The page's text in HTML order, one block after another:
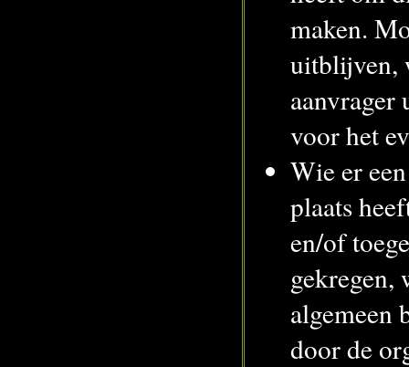
maken.
uitblijven,
aanvrager
voor het
Wie er
plaats
en/of
gekregen,
algemeen
door de